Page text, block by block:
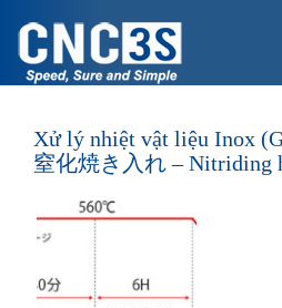
p
Xử lý nhiệt vật liệu Inox
窒化焼き入れ – Nitriding